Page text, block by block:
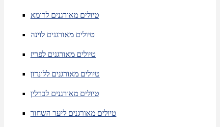
טיולים מאורגנים לרומא
טיולים מאורגנים לוינה
טיולים מאורגנים לפריז
טיולים מאורגנים ללונדון
טיולים מאורגנים לברלין
טיולים מאורגנים ליער השחור